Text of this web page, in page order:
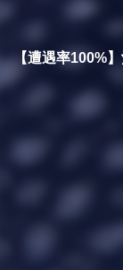
【遭遇率100%